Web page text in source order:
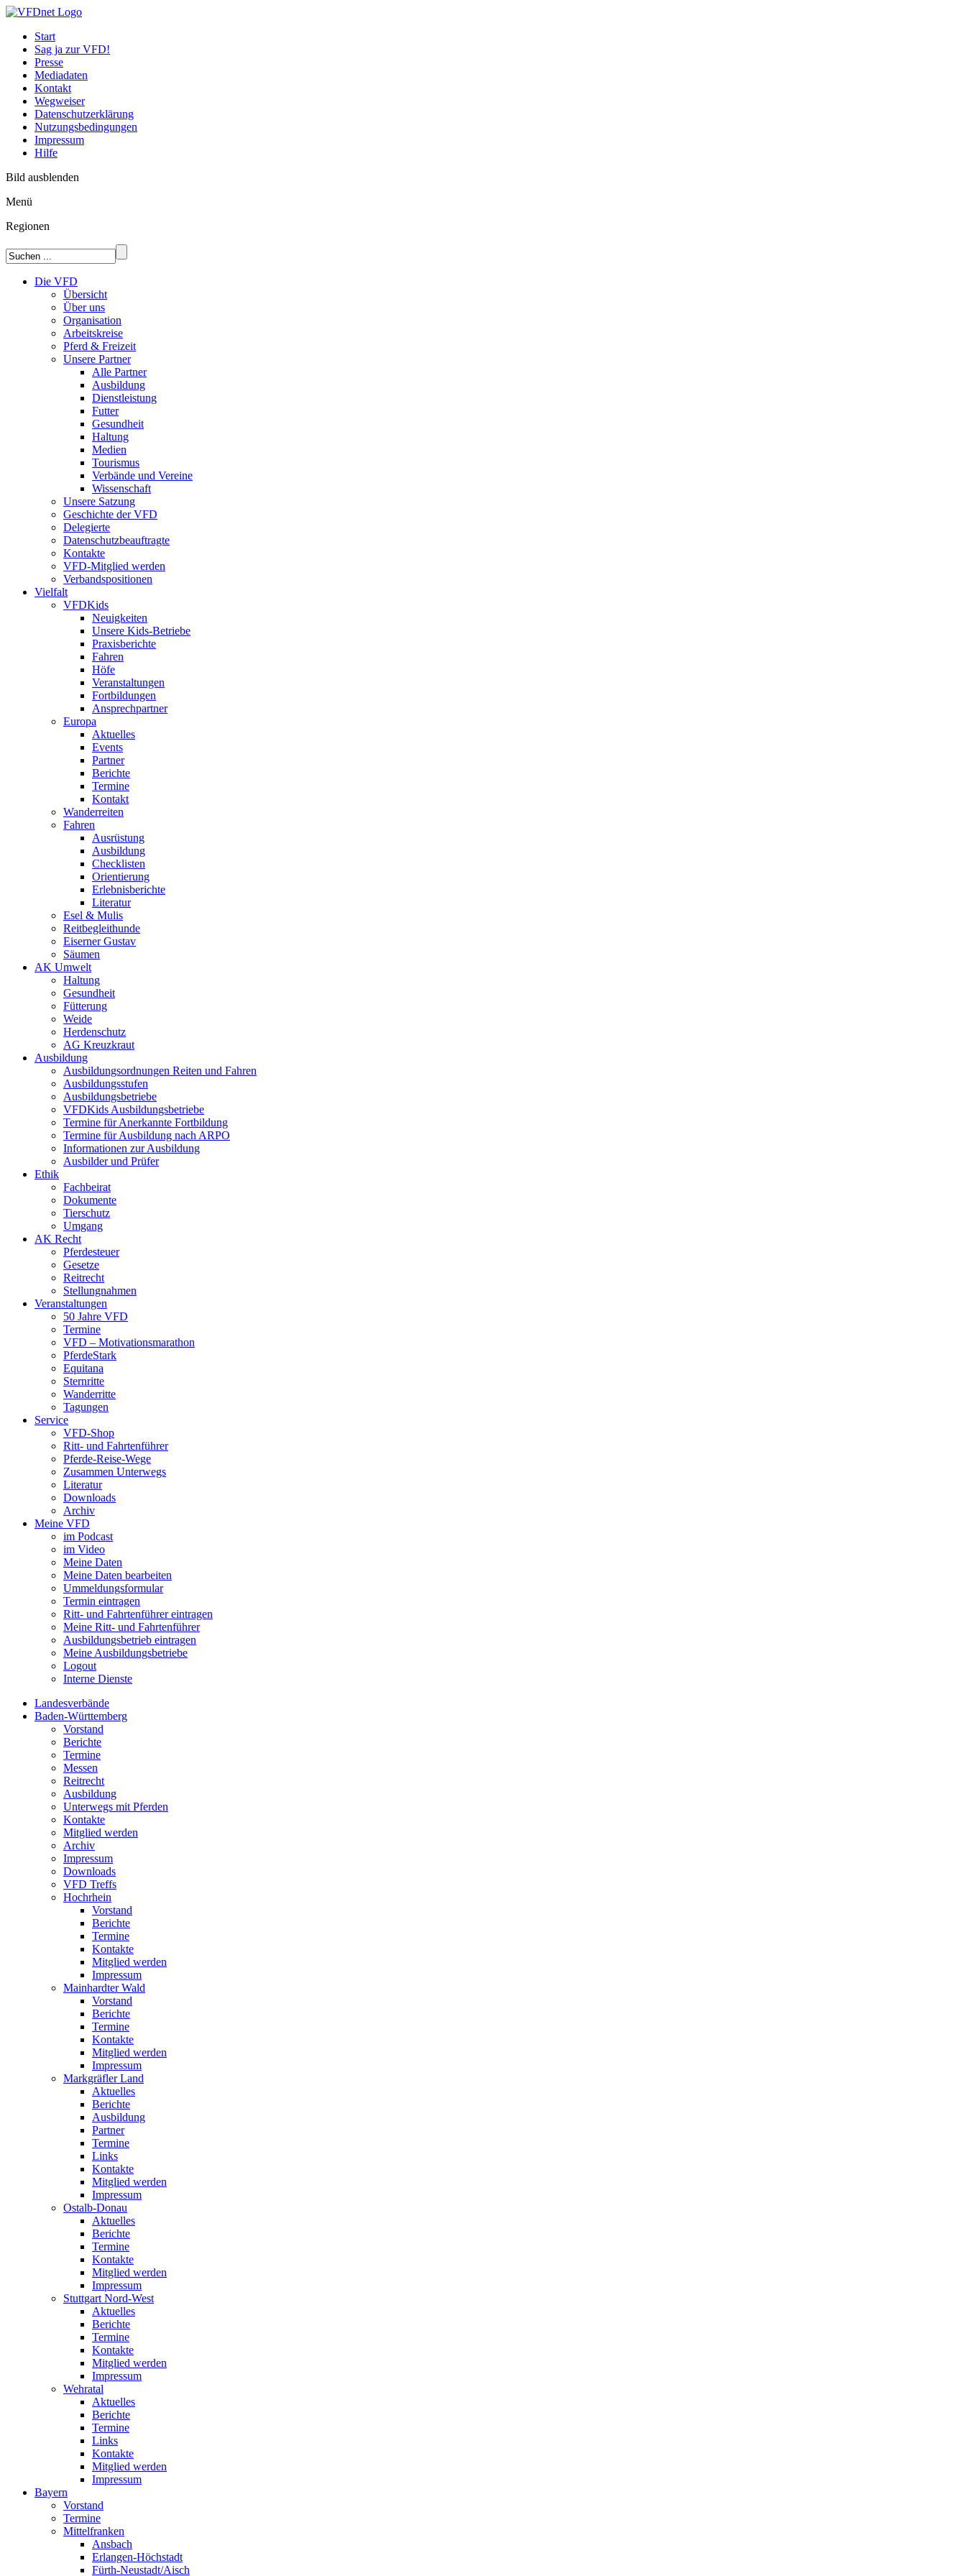
Start
Sag ja zur VFD!
Presse
Mediadaten
Kontakt
Wegweiser
Datenschutzerklärung
Nutzungsbedingungen
Impressum
Hilfe
Bild ausblenden
Menü
Regionen
Die VFD
Übersicht
Über uns
Organisation
Arbeitskreise
Pferd & Freizeit
Unsere Partner
Alle Partner
Ausbildung
Dienstleistung
Futter
Gesundheit
Haltung
Medien
Tourismus
Verbände und Vereine
Wissenschaft
Unsere Satzung
Geschichte der VFD
Delegierte
Datenschutzbeauftragte
Kontakte
VFD-Mitglied werden
Verbandspositionen
Vielfalt
VFDKids
Neuigkeiten
Unsere Kids-Betriebe
Praxisberichte
Fahren
Höfe
Veranstaltungen
Fortbildungen
Ansprechpartner
Europa
Aktuelles
Events
Partner
Berichte
Termine
Kontakt
Wanderreiten
Fahren
Ausrüstung
Ausbildung
Checklisten
Orientierung
Erlebnisberichte
Literatur
Esel & Mulis
Reitbegleithunde
Eiserner Gustav
Säumen
AK Umwelt
Haltung
Gesundheit
Fütterung
Weide
Herdenschutz
AG Kreuzkraut
Ausbildung
Ausbildungsordnungen Reiten und Fahren
Ausbildungsstufen
Ausbildungsbetriebe
VFDKids Ausbildungsbetriebe
Termine für Anerkannte Fortbildung
Termine für Ausbildung nach ARPO
Informationen zur Ausbildung
Ausbilder und Prüfer
Ethik
Fachbeirat
Dokumente
Tierschutz
Umgang
AK Recht
Pferdesteuer
Gesetze
Reitrecht
Stellungnahmen
Veranstaltungen
50 Jahre VFD
Termine
VFD – Motivationsmarathon
PferdeStark
Equitana
Sternritte
Wanderritte
Tagungen
Service
VFD-Shop
Ritt- und Fahrtenführer
Pferde-Reise-Wege
Zusammen Unterwegs
Literatur
Downloads
Archiv
Meine VFD
im Podcast
im Video
Meine Daten
Meine Daten bearbeiten
Ummeldungsformular
Termin eintragen
Ritt- und Fahrtenführer eintragen
Meine Ritt- und Fahrtenführer
Ausbildungsbetrieb eintragen
Meine Ausbildungsbetriebe
Logout
Interne Dienste
Landesverbände
Baden-Württemberg
Vorstand
Berichte
Termine
Messen
Reitrecht
Ausbildung
Unterwegs mit Pferden
Kontakte
Mitglied werden
Archiv
Impressum
Downloads
VFD Treffs
Hochrhein
Vorstand
Berichte
Termine
Kontakte
Mitglied werden
Impressum
Mainhardter Wald
Vorstand
Berichte
Termine
Kontakte
Mitglied werden
Impressum
Markgräfler Land
Aktuelles
Berichte
Ausbildung
Partner
Termine
Links
Kontakte
Mitglied werden
Impressum
Ostalb-Donau
Aktuelles
Berichte
Termine
Kontakte
Mitglied werden
Impressum
Stuttgart Nord-West
Aktuelles
Berichte
Termine
Kontakte
Mitglied werden
Impressum
Wehratal
Aktuelles
Berichte
Termine
Links
Kontakte
Mitglied werden
Impressum
Bayern
Vorstand
Termine
Mittelfranken
Ansbach
Erlangen-Höchstadt
Fürth-Neustadt/Aisch